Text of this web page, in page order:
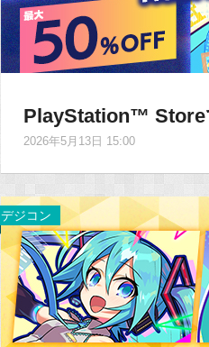
PlayStation™ Store
2026年5月13日 15:00
デジコン